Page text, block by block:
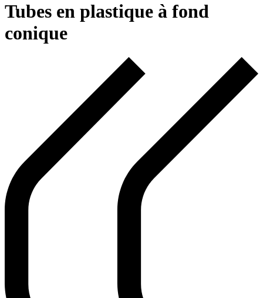
Tubes en plastique à fond
conique